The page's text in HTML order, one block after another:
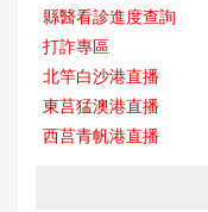
縣醫看診進度查詢
打詐專區
北竿白沙港直播
東莒猛澳港直播
西莒青帆港直播